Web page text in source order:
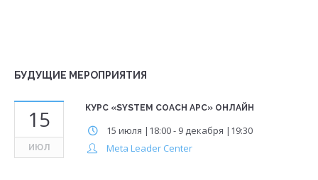
БУДУЩИЕ МЕРОПРИЯТИЯ
15
ИЮЛ
КУРС «SYSTEM COACH APC» ОНЛАЙН
15 июля |18:00- 9 декабря |19:30
Meta Leader Center